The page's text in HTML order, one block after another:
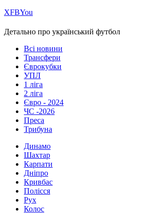
ХFBYou
Детально про український футбол
Всі новини
Трансфери
Єврокубки
УПЛ
1 ліга
2 ліга
Євро - 2024
ЧС -2026
Преса
Трибуна
Динамо
Шахтар
Карпати
Дніпро
Кривбас
Полісся
Рух
Колос